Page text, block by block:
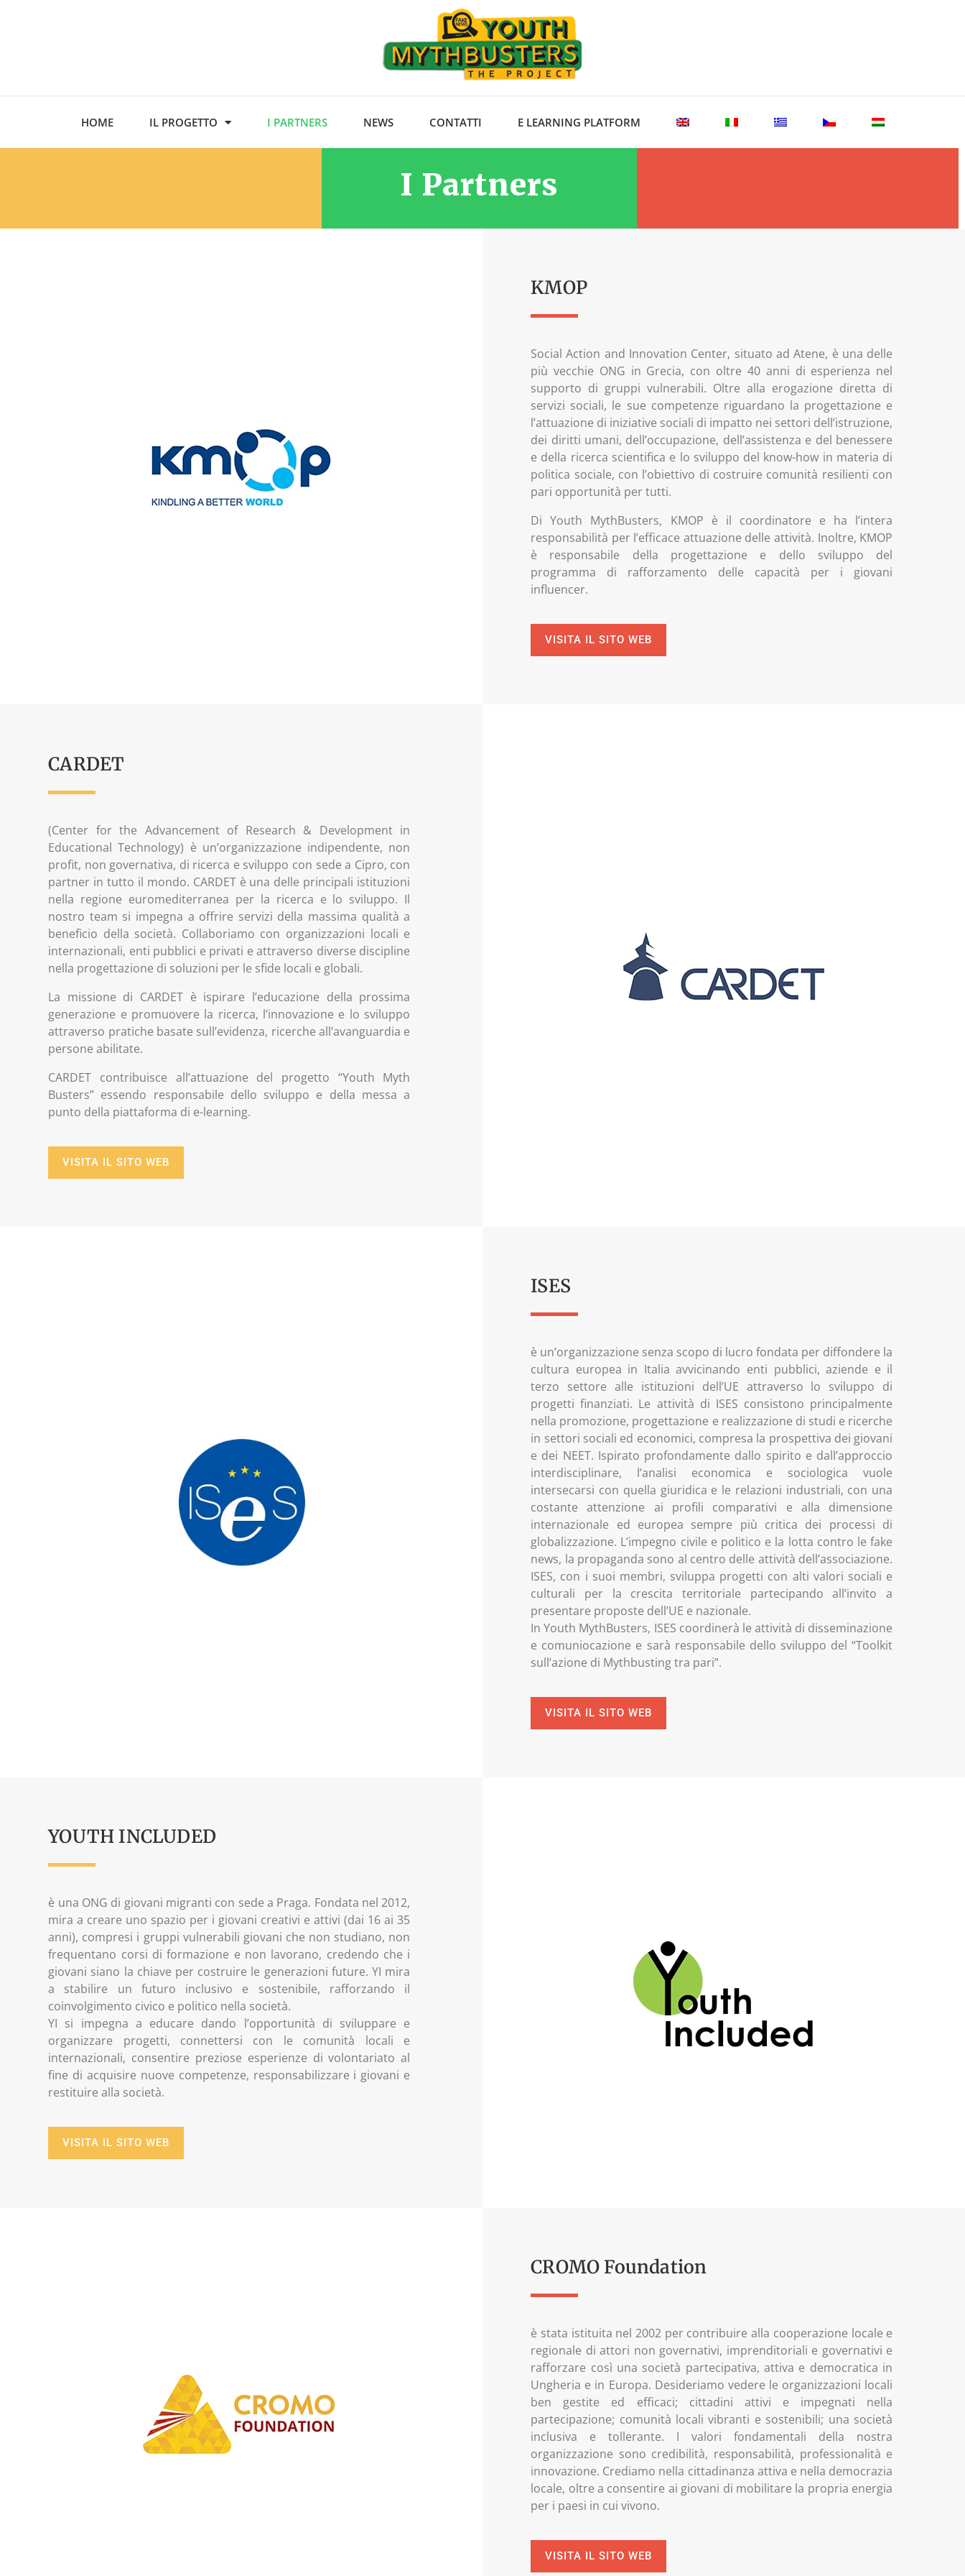
HOME IL PROGETTO I PARTNERS NEWS CONTATTI E LEARNING PLATFORM
I Partners
KMOP
Social Action and Innovation Center, situato ad Atene, è una delle
più vecchie ONG in Grecia, con oltre 40 anni di esperienza nel
supporto di gruppi vulnerabili. Oltre alla erogazione diretta di
servizi sociali, le sue competenze riguardano la progettazione e
l’attuazione di iniziative sociali di impatto nei settori dell’istruzione,
dei diritti umani, dell’occupazione, dell’assistenza e del benessere
e della ricerca scientifica e lo sviluppo del know-how in materia di
politica sociale, con l’obiettivo di costruire comunità resilienti con
pari opportunità per tutti.
Di Youth MythBusters, KMOP è il coordinatore e ha l’intera
responsabilità per l’efficace attuazione delle attività. Inoltre, KMOP
è responsabile della progettazione e dello sviluppo del
programma di rafforzamento delle capacità per i giovani
influencer.
VISITA IL SITO WEB
CARDET
(Center for the Advancement of Research & Development in
Educational Technology) è un’organizzazione indipendente, non
profit, non governativa, di ricerca e sviluppo con sede a Cipro, con
partner in tutto il mondo. CARDET è una delle principali istituzioni
nella regione euromediterranea per la ricerca e lo sviluppo. Il
nostro team si impegna a offrire servizi della massima qualità a
beneficio della società. Collaboriamo con organizzazioni locali e
internazionali, enti pubblici e privati e attraverso diverse discipline
nella progettazione di soluzioni per le sfide locali e globali.
La missione di CARDET è ispirare l’educazione della prossima
generazione e promuovere la ricerca, l’innovazione e lo sviluppo
attraverso pratiche basate sull’evidenza, ricerche all’avanguardia e
persone abilitate.
CARDET contribuisce all’attuazione del progetto “Youth Myth
Busters” essendo responsabile dello sviluppo e della messa a
punto della piattaforma di e-learning.
VISITA IL SITO WEB
ISES
è un’organizzazione senza scopo di lucro fondata per diffondere la
cultura europea in Italia avvicinando enti pubblici, aziende e il
terzo settore alle istituzioni dell’UE attraverso lo sviluppo di
progetti finanziati. Le attività di ISES consistono principalmente
nella promozione, progettazione e realizzazione di studi e ricerche
in settori sociali ed economici, compresa la prospettiva dei giovani
e dei NEET. Ispirato profondamente dallo spirito e dall’approccio
interdisciplinare, l’analisi economica e sociologica vuole
intersecarsi con quella giuridica e le relazioni industriali, con una
costante attenzione ai profili comparativi e alla dimensione
internazionale ed europea sempre più critica dei processi di
globalizzazione. L’impegno civile e politico e la lotta contro le fake
news, la propaganda sono al centro delle attività dell’associazione.
ISES, con i suoi membri, sviluppa progetti con alti valori sociali e
culturali per la crescita territoriale partecipando all’invito a
presentare proposte dell’UE e nazionale.
In Youth MythBusters, ISES coordinerà le attività di disseminazione
e comuniocazione e sarà responsabile dello sviluppo del “Τoolkit
sull’azione di Mythbusting tra pari”.
VISITA IL SITO WEB
YOUTH INCLUDED
è una ONG di giovani migranti con sede a Praga. Fondata nel 2012,
mira a creare uno spazio per i giovani creativi e attivi (dai 16 ai 35
anni), compresi i gruppi vulnerabili giovani che non studiano, non
frequentano corsi di formazione e non lavorano, credendo che i
giovani siano la chiave per costruire le generazioni future. YI mira
a stabilire un futuro inclusivo e sostenibile, rafforzando il
coinvolgimento civico e politico nella società.
YI si impegna a educare dando l’opportunità di sviluppare e
organizzare progetti, connettersi con le comunità locali e
internazionali, consentire preziose esperienze di volontariato al
fine di acquisire nuove competenze, responsabilizzare i giovani e
restituire alla società.
VISITA IL SITO WEB
CROMO Foundation
è stata istituita nel 2002 per contribuire alla cooperazione locale e
regionale di attori non governativi, imprenditoriali e governativi e
rafforzare così una società partecipativa, attiva e democratica in
Ungheria e in Europa. Desideriamo vedere le organizzazioni locali
ben gestite ed efficaci; cittadini attivi e impegnati nella
partecipazione; comunità locali vibranti e sostenibili; una società
inclusiva e tollerante. I valori fondamentali della nostra
organizzazione sono credibilità, responsabilità, professionalità e
innovazione. Crediamo nella cittadinanza attiva e nella democrazia
locale, oltre a consentire ai giovani di mobilitare la propria energia
per i paesi in cui vivono.
VISITA IL SITO WEB